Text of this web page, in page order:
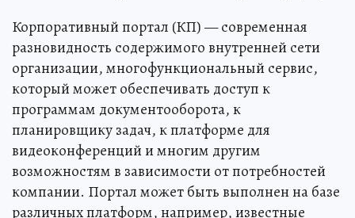
Корпоративный портал (КП) — современная
разновидность содержимого внутренней сети
организации, многофункциональный сервис,
который может обеспечивать доступ к
программам документооборота, к
планировщику задач, к платформе для
видеоконференций и многим другим
возможностям в зависимости от потребностей
компании. Портал может быть выполнен на базе
различных платформ, например, известные